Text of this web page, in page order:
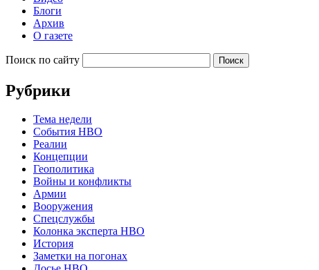
Блоги
Архив
О газете
Поиск по сайту
Рубрики
Тема недели
События НВО
Реалии
Концепции
Геополитика
Войны и конфликты
Армии
Вооружения
Спецслужбы
Колонка эксперта НВО
История
Заметки на погонах